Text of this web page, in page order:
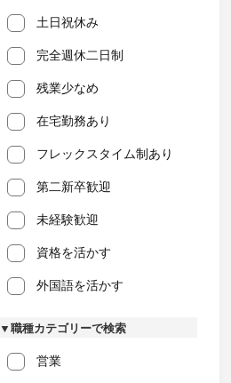
土日祝休み
完全週休二日制
残業少なめ
在宅勤務あり
フレックスタイム制あり
第二新卒歓迎
未経験歓迎
資格を活かす
外国語を活かす
▼職種カテゴリーで検索
営業